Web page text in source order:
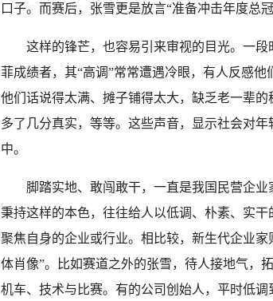
口子。而赛后，张雪更是放言“准备冲击年度总冠
这样的锋芒，也容易引来审视的目光。一
菲成绩者，其“高调”常常遭遇冷眼，有人反感
他们话说得太满、摊子铺得太大，缺乏老一辈
多了几分真实，等等。这些声音，显示社会对
中。
脚踏实地、敢闯敢干，一直是我国民营企
秉持这样的本色，往往给人以低调、朴素、实
聚焦自身的企业或行业。相比较，新生代企业
体肖像”。比如赛道之外的张雪，待人接地气，
机车、技术与比赛。有的公司创始人，平时低